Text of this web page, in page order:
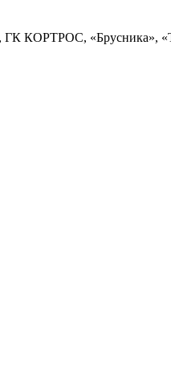
ГК КОРТРОС,